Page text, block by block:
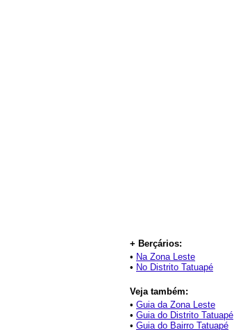
+ Berçários:
• Na Zona Leste
• No Distrito Tatuapé
Veja também:
• Guia da Zona Leste
• Guia do Distrito Tatuapé
• Guia do Bairro Tatuapé